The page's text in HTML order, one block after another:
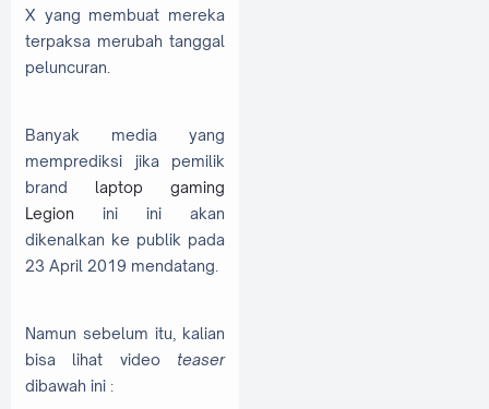
X yang membuat mereka
terpaksa merubah tanggal
peluncuran.
Banyak media yang
memprediksi jika pemilik
brand laptop gaming
Legion ini ini akan
dikenalkan ke publik pada
23 April 2019 mendatang.
Namun sebelum itu, kalian
bisa lihat video teaser
dibawah ini :